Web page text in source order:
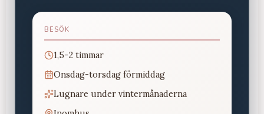
BESÖK
1,5-2 timmar
Onsdag-torsdag förmiddag
Lugnare under vintermånaderna